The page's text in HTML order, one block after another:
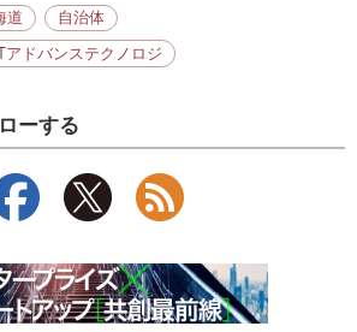
道 自治体
アドバンステクノロジ
ーする